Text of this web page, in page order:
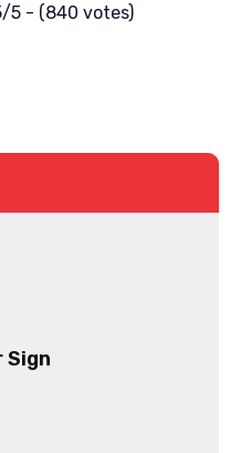
5 - (840 votes)